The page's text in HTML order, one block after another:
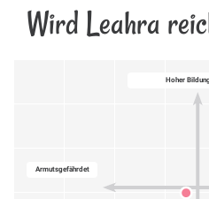
Wird Leahra
Hoher
Armutsgefährdet